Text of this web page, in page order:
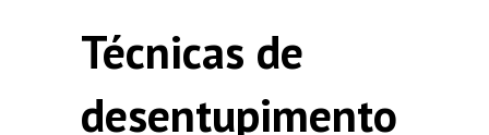
Técnicas de
desentupimento